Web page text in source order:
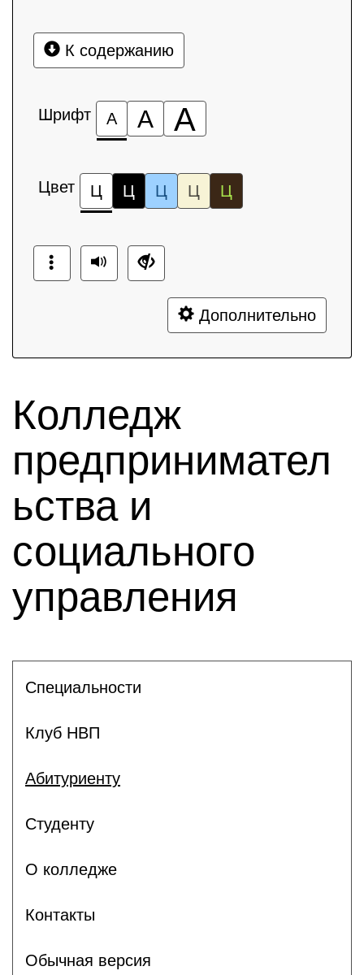
К содержанию
Шрифт А А А
Цвет Ц Ц Ц Ц Ц
Дополнительно
Колледж
предпринимател
ьства и
социального
управления
Специальности
Клуб НВП
Абитуриенту
Студенту
О колледже
Контакты
Обычная версия